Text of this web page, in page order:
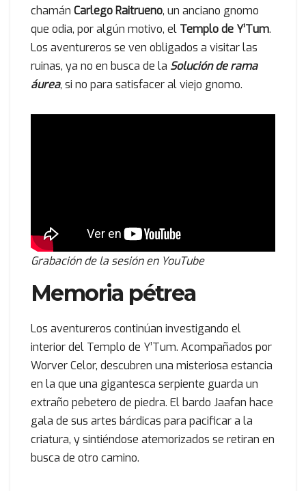
chamán Carlego Raitrueno, un anciano gnomo
que odia, por algún motivo, el Templo de Y’Tum.
Los aventureros se ven obligados a visitar las
ruinas, ya no en busca de la Solución de rama
áurea, si no para satisfacer al viejo gnomo.
Grabación de la sesión en YouTube
Memoria pétrea
Los aventureros continúan investigando el
interior del Templo de Y’Tum. Acompañados por
Worver Celor, descubren una misteriosa estancia
en la que una gigantesca serpiente guarda un
extraño pebetero de piedra. El bardo Jaafan hace
gala de sus artes bárdicas para pacificar a la
criatura, y sintiéndose atemorizados se retiran en
busca de otro camino.